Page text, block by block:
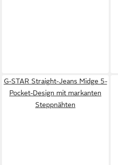
G-STAR Straight-Jeans Midge 5-
Pocket-Design mit markanten
Steppnähten